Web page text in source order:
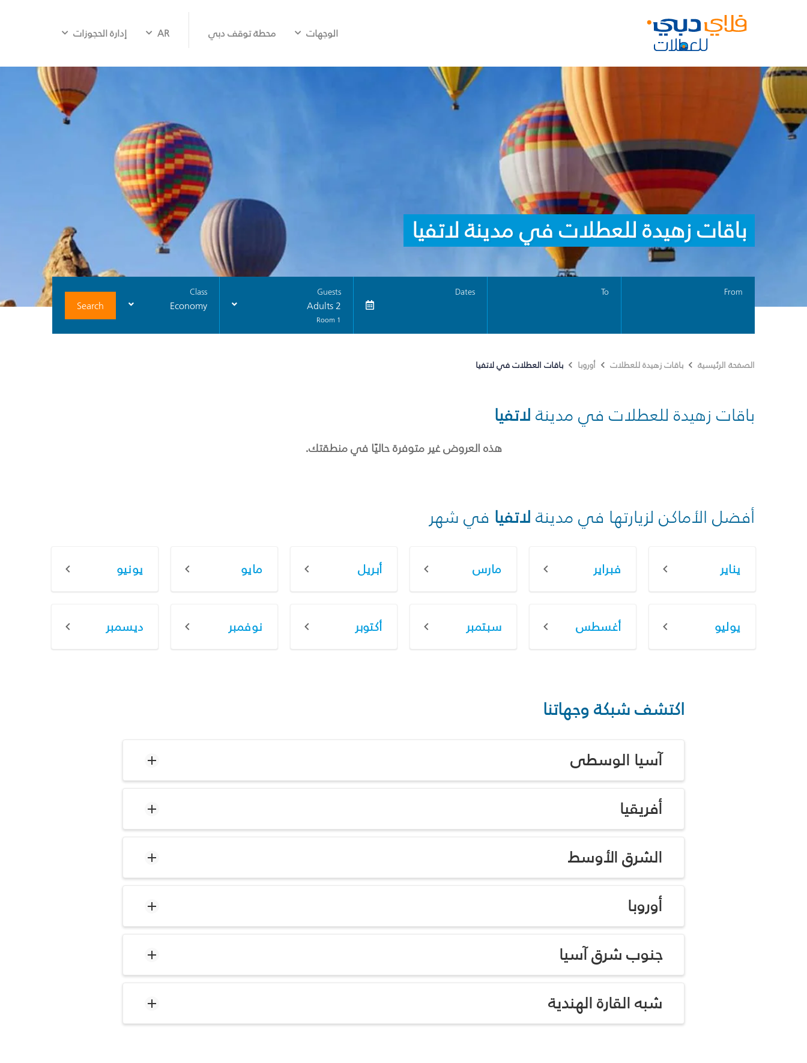
الوجهات محطة توقف دبي AR إدارة الحجوزات
باقات زهيدة للعطلات في مدينة لاتفيا
From
To
Dates
Guests
2 Adults
1 Room
Class
Economy
Search
الصفحة الرئيسية باقات زهيدة للعطلات أوروبا باقات العطلات في لاتفيا
باقات زهيدة للعطلات في مدينة لاتفيا
هذه العروض غير متوفرة حاليًا في منطقتك.
أفضل الأماكن لزيارتها في مدينة لاتفيا في شهر
يناير فبراير مارس أبريل مايو يونيو
يوليو أغسطس سبتمبر أكتوبر نوفمبر ديسمبر
اكتشف شبكة وجهاتنا
آسيا الوسطى
أفريقيا
الشرق الأوسط
أوروبا
جنوب شرق آسيا
شبه القارة الهندية